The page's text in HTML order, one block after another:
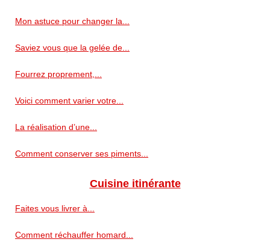
Mon astuce pour changer la...
Saviez vous que la gelée de...
Fourrez proprement,...
Voici comment varier votre...
La réalisation d’une...
Comment conserver ses piments...
Cuisine itinérante
Faites vous livrer à...
Comment réchauffer homard...